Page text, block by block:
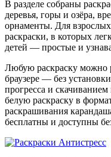
В разделе собраны
деревья, горы и озёра,
орнаменты. Для
раскраски, в которых
детей — простые и
Любую раскраску можно
браузере — без
прогресса и
белую раскраску в
раскрашивания
бесплатны и доступны